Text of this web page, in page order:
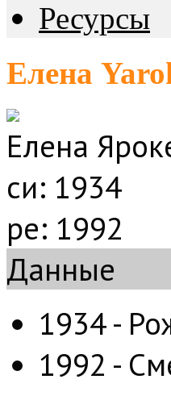
Ресурсы
Елена
Елена
си: 1934
ре: 1992
Данные
1934 -
1992 -